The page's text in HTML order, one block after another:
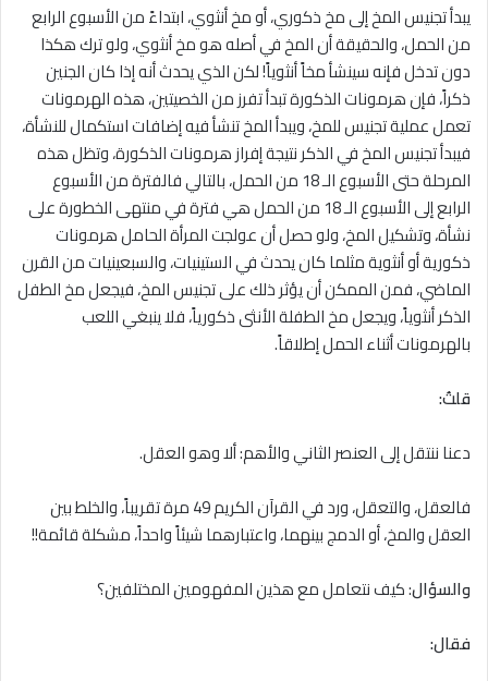
يبدأ تجنيس المخ إلى مخ ذكوري، أو مخ أنثوي، ابتداءً من الأسبوع الرابع
من الحمل، والحقيقة أن المخ في أصله هو مخ أنثوي، ولو ترك هكذا
دون تدخل فإنه سينشأ مخاً أنثوياً! لكن الذي يحدث أنه إذا كان الجنين
ذكراً، فإن هرمونات الذكورة تبدأ تفرز من الخصيتين، هذه الهرمونات
تعمل عملية تجنيس للمخ، ويبدأ المخ تنشأ فيه إضافات استكمال للنشأة،
فيبدأ تجنيس المخ في الذكر نتيجة إفراز هرمونات الذكورة، وتظل هذه
المرحلة حتى الأسبوع الـ 18 من الحمل، بالتالي فالفترة من الأسبوع
الرابع إلى الأسبوع الـ 18 من الحمل هي فترة في منتهى الخطورة على
نشأة، وتشكيل المخ، ولو حصل أن عولجت المرأة الحامل هرمونات
ذكورية أو أنثوية مثلما كان يحدث في الستينيات، والسبعينيات من القرن
الماضي، فمن الممكن أن يؤثر ذلك على تجنيس المخ، فيجعل مخ الطفل
الذكر أنثوياً، ويجعل مخ الطفلة الأنثى ذكورياً، فلا ينبغي اللعب
بالهرمونات أثناء الحمل إطلاقاً.
قلتُ:
دعنا ننتقل إلى العنصر الثاني والأهم: ألا وهو العقل.
فالعقل، والتعقل، ورد في القرآن الكريم 49 مرة تقريباً، والخلط بين
العقل والمخ، أو الدمج بينهما، واعتبارهما شيئاً واحداً، مشكلة قائمة!!
والسؤال: كيف نتعامل مع هذين المفهومين المختلفين؟
فقال: